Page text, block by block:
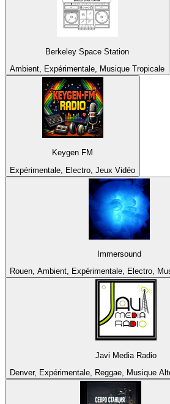
Berkeley Space Station
Ambient, Expérimentale, Musique Tropicale
Keygen FM
Expérimentale, Electro, Jeux Vidéo
Immersound
Rouen, Ambient, Expérimentale, Electro,
Javi Media Radio
Denver, Expérimentale, Reggae, Musique